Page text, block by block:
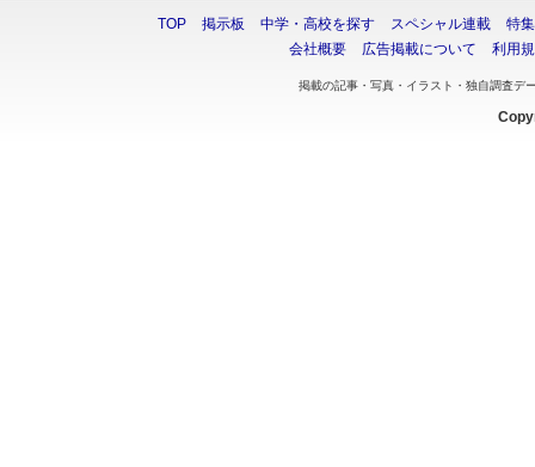
TOP 掲示板 中学・高校を探す スペシャル連載
特集
会社概要
広告掲載について 利用
掲載の記事・写真・イラスト・独自調査デ